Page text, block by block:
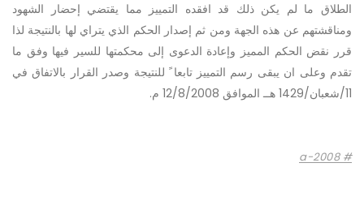
الطلاق ما لم يكن ذلك قد افقده التمييز مما يقتضي إحضار الشهود
ومناقشتهم عن هذه الجهة ومن ثم إصدار الحكم الذي يتراي لها بالنتيجة لذا
قرر نقض الحكم المميز وإعادة الدعوى إلى محكمتها للسير فيها وفق ما
تقدم وعلى ان يبقى رسم التمييز تابعا ً للنتيجة وصدر القرار بالاتفاق في
11/شعبان/1429 هــ الموافق 12/8/2008 م.
a-2008